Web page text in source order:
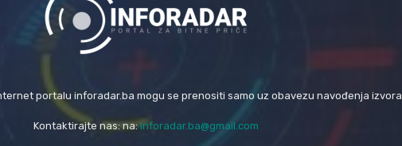
portalu inforadar.ba mogu se prenositi samo uz obavezu navođenja izvora.
Kontaktirajte nas: na:inforadar.ba@gmail.com